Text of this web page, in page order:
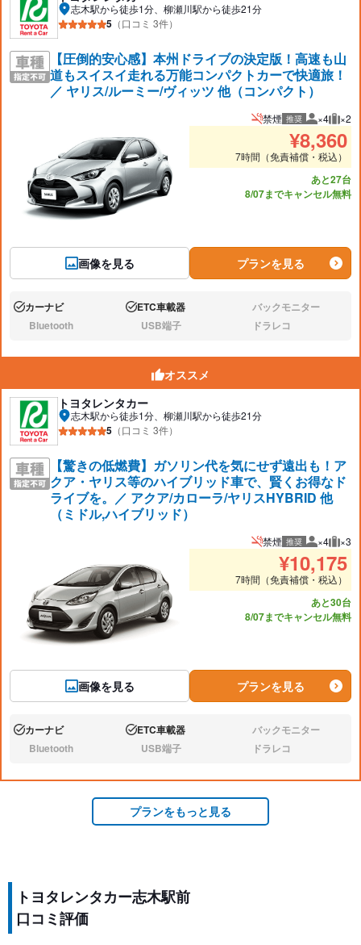
志木駅から徒歩1分、柳瀬川駅から徒歩21分
5 （口コミ 3件）
【圧倒的安心感】本州ドライブの決定版！高速も山
道もスイスイ走れる万能コンパクトカーで快適旅！
／ ヤリス/ルーミー/ヴィッツ 他（コンパクト）
画像を見る
禁煙 推奨 推奨人数
×4 推奨
×2
¥8,360
7時間（免責補償・税込）
あと27台
8/07までキャンセル無料
プランを見る
あり:カーナビ あり:ETC車載器 なし:バックモニター
なし:Bluetooth なし:USB端子 なし:ドラレコ
オススメ
トヨタレンタカー
志木駅から徒歩1分、柳瀬川駅から徒歩21分
5 （口コミ 3件）
【驚きの低燃費】ガソリン代を気にせず遠出も！ア
クア・ヤリス等のハイブリッド車で、賢くお得なド
ライブを。／ アクア/カローラ/ヤリスHYBRID 他
（ミドル,ハイブリッド）
画像を見る
禁煙 推奨 推奨人数
×4 推奨
×3
¥10,175
7時間（免責補償・税込）
あと30台
8/07までキャンセル無料
プランを見る
あり:カーナビ あり:ETC車載器 なし:バックモニター
なし:Bluetooth なし:USB端子 なし:ドラレコ
プランをもっと見る
トヨタレンタカー志木駅前
口コミ評価